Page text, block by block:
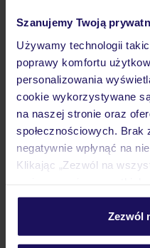
Szanujemy Twoją
Używamy technologii
poprawy komfortu
personalizowania
cookie wykorzystywane
na naszej stronie oraz
społecznościowych. Brak
negatywnie wpłynąć na
Klikając „Zezwól na
personalizować swój
Szczegółowe informacje
Zezwól
Lodowiec Pitztal Narty
St. Jakob in
Stubai Narty
Okolice Innsbrucku
Seefeld -
Zahmer Kaiser Narty
St. Anton am Arlberg